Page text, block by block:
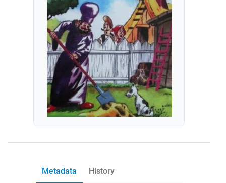
Metadata History